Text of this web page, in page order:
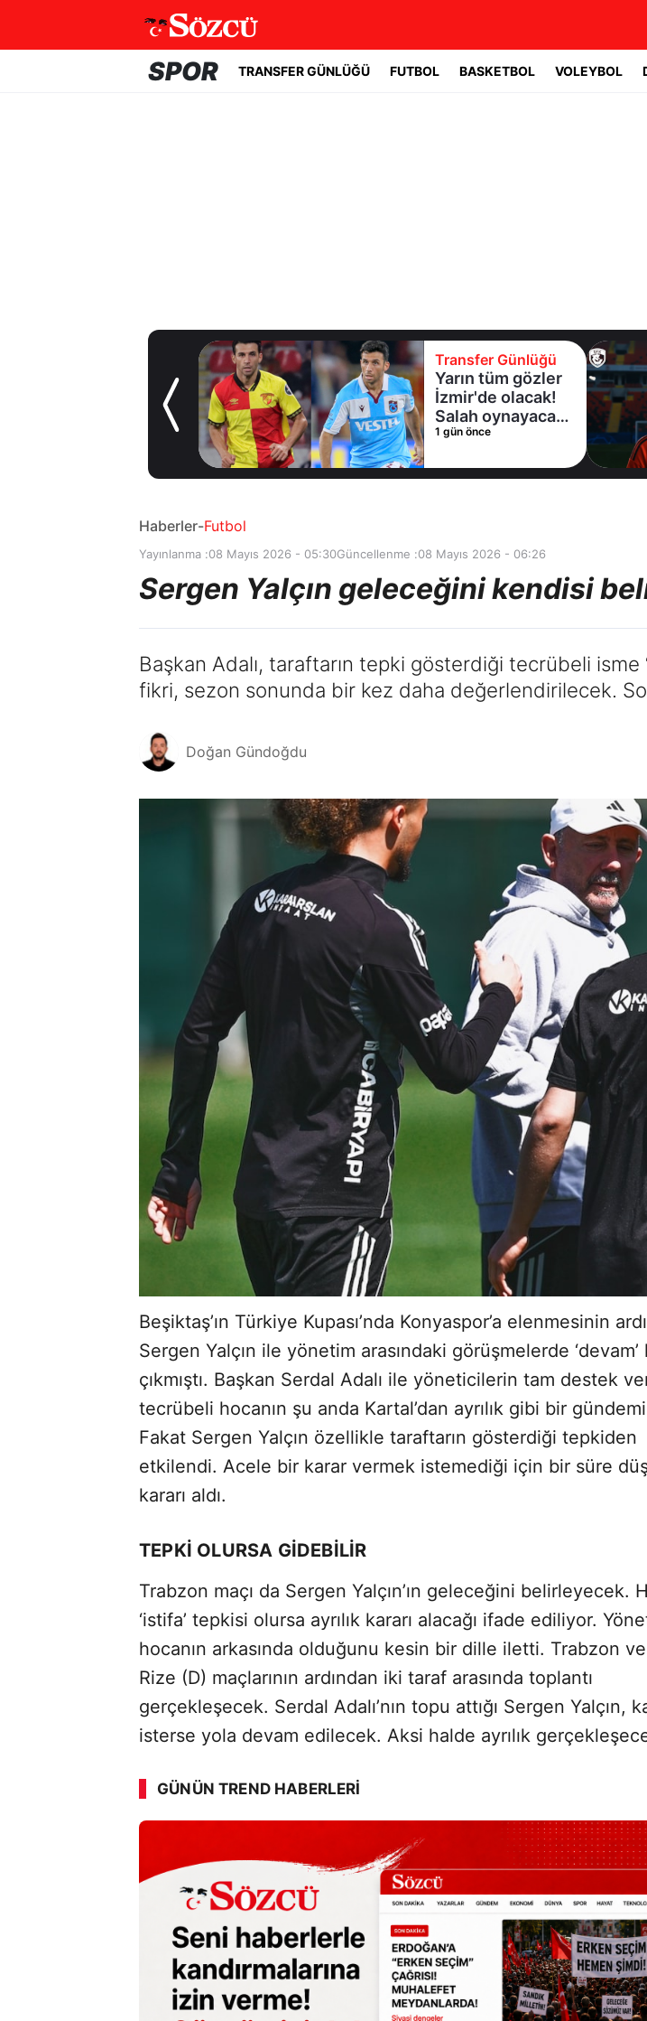
SPOR TRANSFER GÜNLÜĞÜ FUTBOL BASKETBOL VOLEYBOL
Transfer Günlüğü
Yarın tüm gözler
İzmir'de olacak!
Salah oynayacak
Transfer Günlüğü
Serdar Dursun'un
yeni adresi belli
oldu
1 gün önce
Haberler-Futbol
Yayınlanma :08 Mayıs 2026 - 05:30Güncellenme :08 Mayıs 2026 - 06:26
Sergen Yalçın geleceğini kendisi
Başkan Adalı, taraftarın tepki gösterdiği tecrübeli isme
fikri, sezon sonunda bir kez daha değerlendirilecek.
Doğan Gündoğdu
Beşiktaş’ın Türkiye Kupası’nda Konyaspor’a elenmesinin
Sergen Yalçın ile yönetim arasındaki görüşmelerde ‘devam’
çıkmıştı. Başkan Serdal Adalı ile yöneticilerin tam destek
tecrübeli hocanın şu anda Kartal’dan ayrılık gibi bir
Fakat Sergen Yalçın özellikle taraftarın gösterdiği tepkiden
etkilendi. Acele bir karar vermek istemediği için bir süre
kararı aldı.
TEPKİ OLURSA GİDEBİLİR
Trabzon maçı da Sergen Yalçın’ın geleceğini belirleyecek.
‘istifa’ tepkisi olursa ayrılık kararı alacağı ifade ediliyor.
hocanın arkasında olduğunu kesin bir dille iletti. Trabzon
Rize (D) maçlarının ardından iki taraf arasında toplantı
gerçekleşecek. Serdal Adalı’nın topu attığı Sergen Yalçın,
isterse yola devam edilecek. Aksi halde ayrılık
GÜNÜN TREND HABERLERI